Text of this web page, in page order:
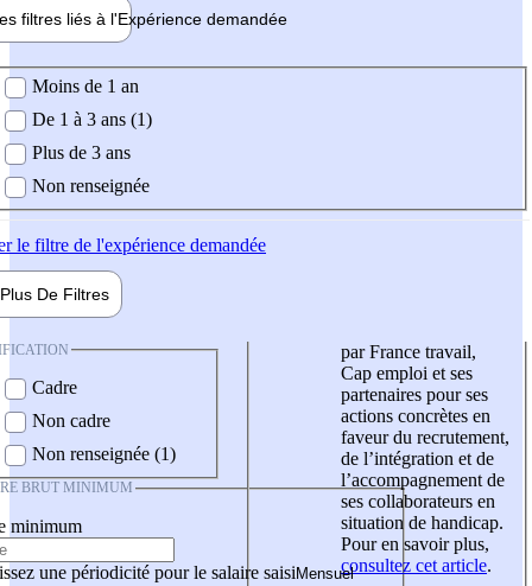
filtres liés à l'Expérience demandée
demandée
Moins de 1 an
De 1 à 3 ans (1)
Plus de 3 ans
Non renseignée
le filtre de l'expérience demandée
Plus De Filtres
Cadre
Non cadre
Non renseignée (1)
BRUT MINIMUM
minimum
une périodicité pour le salaire saisi
par France travail,
Cap emploi et ses
partenaires pour ses
actions concrètes en
faveur du recrutement,
de l’intégration et de
l’accompagnement de
ses collaborateurs en
situation de handicap.
Pour en savoir plus,
consultez cet article.